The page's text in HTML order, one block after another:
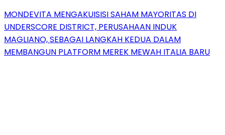
MONDEVITA MENGAKUISISI SAHAM MAYORITAS DI
UNDERSCORE DISTRICT, PERUSAHAAN INDUK
MAGLIANO, SEBAGAI LANGKAH KEDUA DALAM
MEMBANGUN PLATFORM MEREK MEWAH ITALIA BARU